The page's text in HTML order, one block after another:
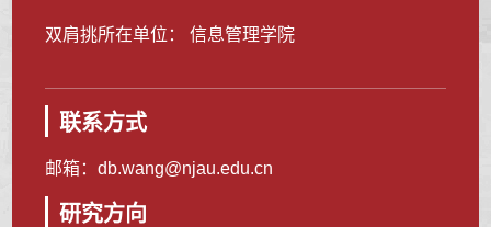
双肩挑所在单位： 信息管理学院
联系方式
邮箱：db.wang@njau.edu.cn
研究方向